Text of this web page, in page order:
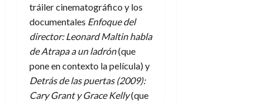
tráiler cinematográfico y los
documentales Enfoque del
director: Leonard Maltin habla
de Atrapa a un ladrón(que
pone en contexto la película) y
Detrás de las puertas (2009):
Cary Grant y Grace Kelly(que